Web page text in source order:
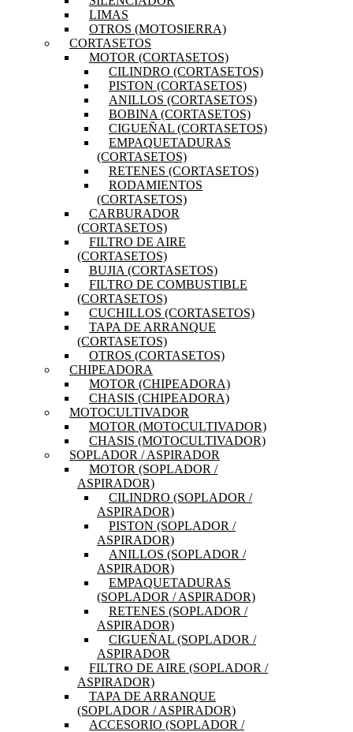
LIMAS
OTROS (MOTOSIERRA)
CORTASETOS
MOTOR (CORTASETOS)
CILINDRO (CORTASETOS)
PISTON (CORTASETOS)
ANILLOS (CORTASETOS)
BOBINA (CORTASETOS)
CIGUEÑAL (CORTASETOS)
EMPAQUETADURAS
(CORTASETOS)
RETENES (CORTASETOS)
RODAMIENTOS
(CORTASETOS)
CARBURADOR
(CORTASETOS)
FILTRO DE AIRE
(CORTASETOS)
BUJIA (CORTASETOS)
FILTRO DE COMBUSTIBLE
(CORTASETOS)
CUCHILLOS (CORTASETOS)
TAPA DE ARRANQUE
(CORTASETOS)
OTROS (CORTASETOS)
CHIPEADORA
MOTOR (CHIPEADORA)
CHASIS (CHIPEADORA)
MOTOCULTIVADOR
MOTOR (MOTOCULTIVADOR)
CHASIS (MOTOCULTIVADOR)
SOPLADOR / ASPIRADOR
MOTOR (SOPLADOR /
ASPIRADOR)
CILINDRO (SOPLADOR /
ASPIRADOR)
PISTON (SOPLADOR /
ASPIRADOR)
ANILLOS (SOPLADOR /
ASPIRADOR)
EMPAQUETADURAS
(SOPLADOR / ASPIRADOR)
RETENES (SOPLADOR /
ASPIRADOR)
CIGUEÑAL (SOPLADOR /
ASPIRADOR
FILTRO DE AIRE (SOPLADOR /
ASPIRADOR)
TAPA DE ARRANQUE
(SOPLADOR / ASPIRADOR)
ACCESORIO (SOPLADOR /